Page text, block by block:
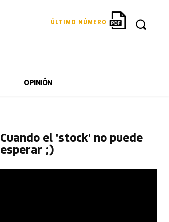
ÚLTIMO NÚMERO
OPINIÓN
Cuando el 'stock' no puede
esperar ;)